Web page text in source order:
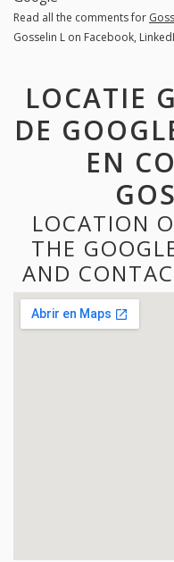
Read all the comments for
Gosselin L on Facebook,
LOCATIE
DE
EN
LOCATION
THE
AND